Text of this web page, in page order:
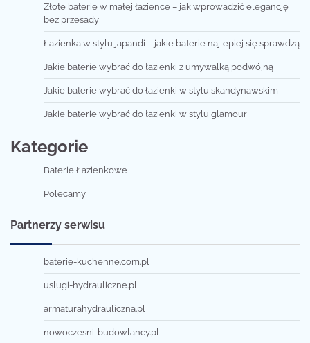
Złote baterie w małej łazience – jak wprowadzić elegancję
bez przesady
Łazienka w stylu japandi – jakie baterie najlepiej się sprawdzą
Jakie baterie wybrać do łazienki z umywalką podwójną
Jakie baterie wybrać do łazienki w stylu skandynawskim
Jakie baterie wybrać do łazienki w stylu glamour
Kategorie
Baterie Łazienkowe
Polecamy
Partnerzy serwisu
baterie-kuchenne.com.pl
uslugi-hydrauliczne.pl
armaturahydrauliczna.pl
nowoczesni-budowlancy.pl